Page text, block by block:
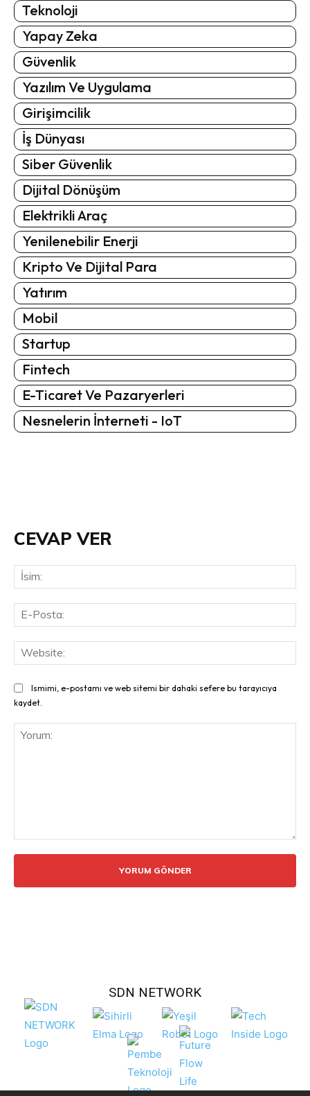
Teknoloji
Yapay Zeka
Güvenlik
Yazılım Ve Uygulama
Girişimcilik
İş Dünyası
Siber Güvenlik
Dijital Dönüşüm
Elektrikli Araç
Yenilenebilir Enerji
Kripto Ve Dijital Para
Yatırım
Mobil
Startup
Fintech
E-Ticaret Ve Pazaryerleri
Nesnelerin İnterneti - IoT
CEVAP VER
Ismimi, e-postamı ve web sitemi bir dahaki sefere bu tarayıcıya
kaydet.
SDN NETWORK